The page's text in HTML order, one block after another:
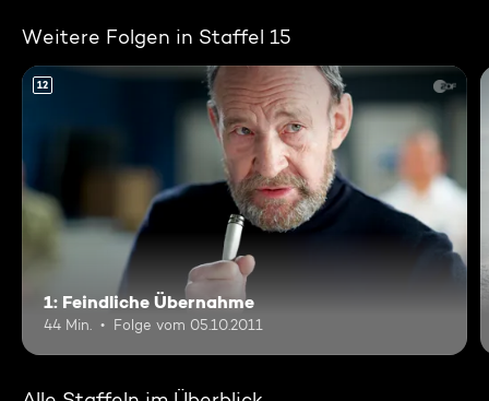
Weitere Folgen in Staffel 15
12
1: Feindliche Übernahme
44 Min. Folge vom 05.10.2011